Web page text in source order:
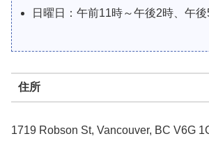
日曜日：午前11時～午後2時、午
住所
1719 Robson St, Vancouver, BC V6G